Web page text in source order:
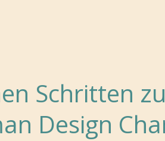
Schritten zu
Design